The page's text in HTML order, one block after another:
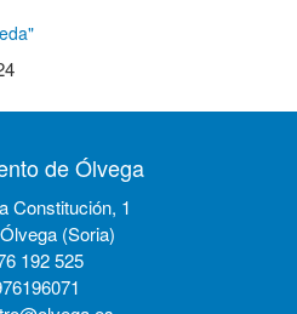
de Ólvega
Constitución, 1
(Soria)
192 525